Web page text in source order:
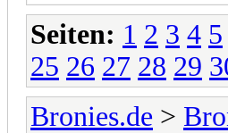
Seiten: 1 2 3 4 5
25 26 27 28 29
Bronies.de >